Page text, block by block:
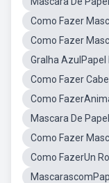
Como Fazer
Como Fazer
Gralha AzulPapel
Como Fazer
Como
Mascara De
Como Fazer
Como FazerUn